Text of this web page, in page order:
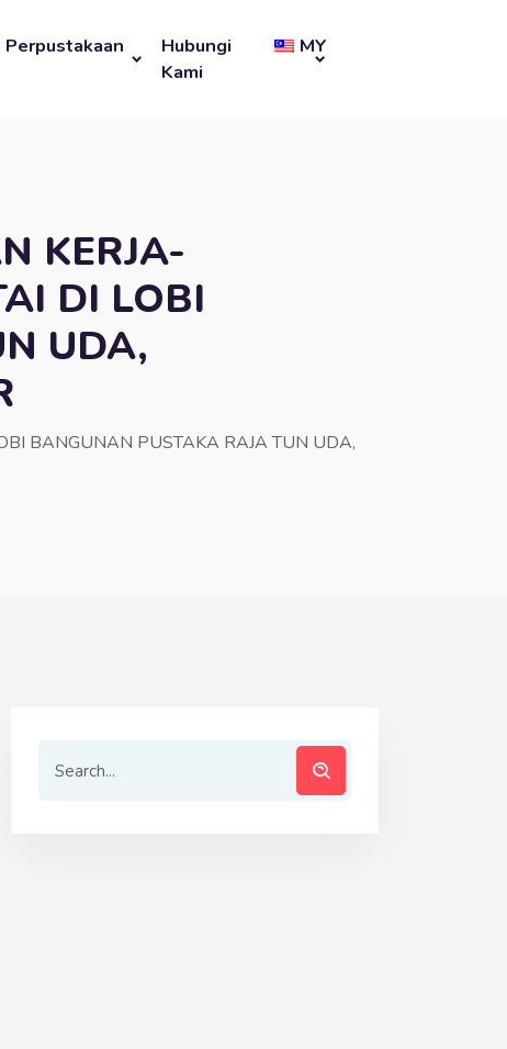
Hubungi
Kami
MY
KERJA-
DI LOBI
UDA,
BANGUNAN PUSTAKA RAJA TUN UDA,